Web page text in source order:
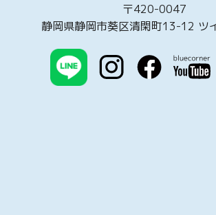
〒420-0047
静岡県静岡市葵区清閑町13-12 ツ